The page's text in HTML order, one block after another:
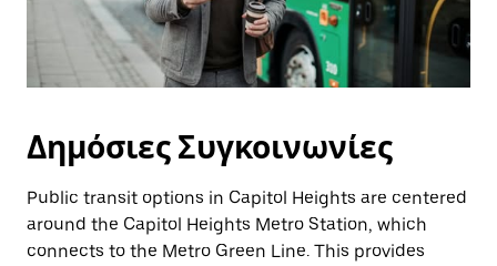
Δημόσιες Συγκοινωνίες
Public transit options in Capitol Heights are centered
around the Capitol Heights Metro Station, which
connects to the Metro Green Line. This provides